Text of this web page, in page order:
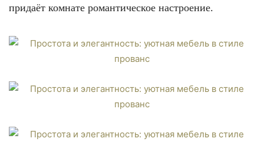
придаёт комнате романтическое настроение.